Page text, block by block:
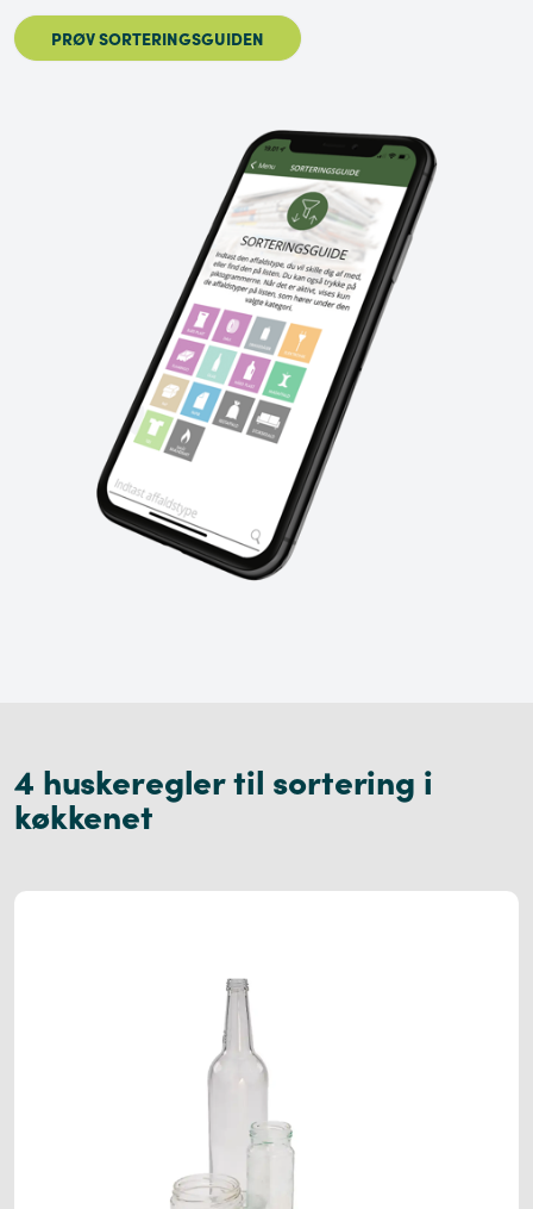
PRØV SORTERINGSGUIDEN
4 huskeregler til sortering i
køkkenet